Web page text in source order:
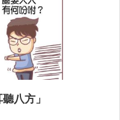
八方」